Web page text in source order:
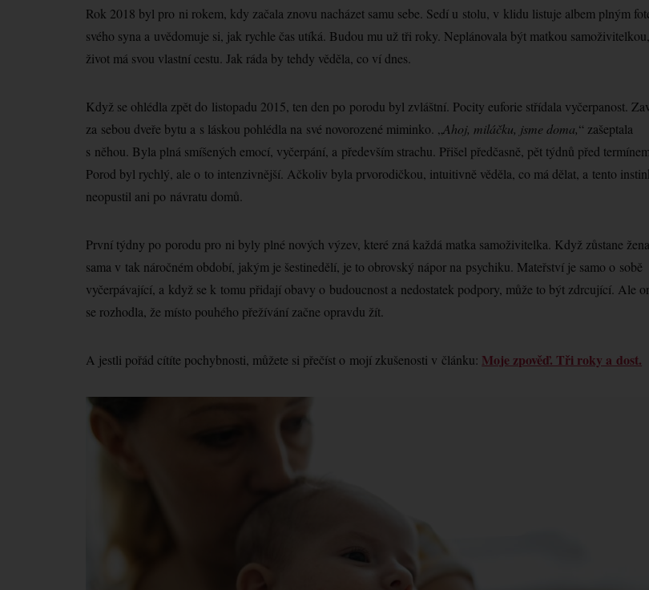
Rok 2018 byl pro ni rokem, kdy začala znovu nacházet samu sebe. Sedí u stolu, v klidu listuje albem plným
svého syna a uvědomuje si, jak rychle čas utíká. Budou mu už tři roky. Neplánovala být matkou
život má svou vlastní cestu. Jak ráda by tehdy věděla, co ví dnes.
Když se ohlédla zpět do listopadu 2015, ten den po porodu byl zvláštní. Pocity euforie střídala vyčerpanost.
za sebou dveře bytu a s láskou pohlédla na své novorozené miminko. „Ahoj, miláčku, jsme doma,“ zašeptala
s něhou. Byla plná smíšených emocí, vyčerpání, a především strachu. Přišel předčasně, pět týdnů před
Porod byl rychlý, ale o to intenzivnější. Ačkoliv byla prvorodičkou, intuitivně věděla, co má dělat, a tento
neopustil ani po návratu domů.
První týdny po porodu pro ni byly plné nových výzev, které zná každá matka samoživitelka. Když zůstane žena
sama v tak náročném období, jakým je šestinedělí, je to obrovský nápor na psychiku. Mateřství je samo o sobě
vyčerpávající, a když se k tomu přidají obavy o budoucnost a nedostatek podpory, může to být zdrcující. Ale
se rozhodla, že místo pouhého přežívání začne opravdu žít.
A jestli pořád cítíte pochybnosti, můžete si přečíst o mojí zkušenosti v článku: Moje zpověď. Tři roky a dost.